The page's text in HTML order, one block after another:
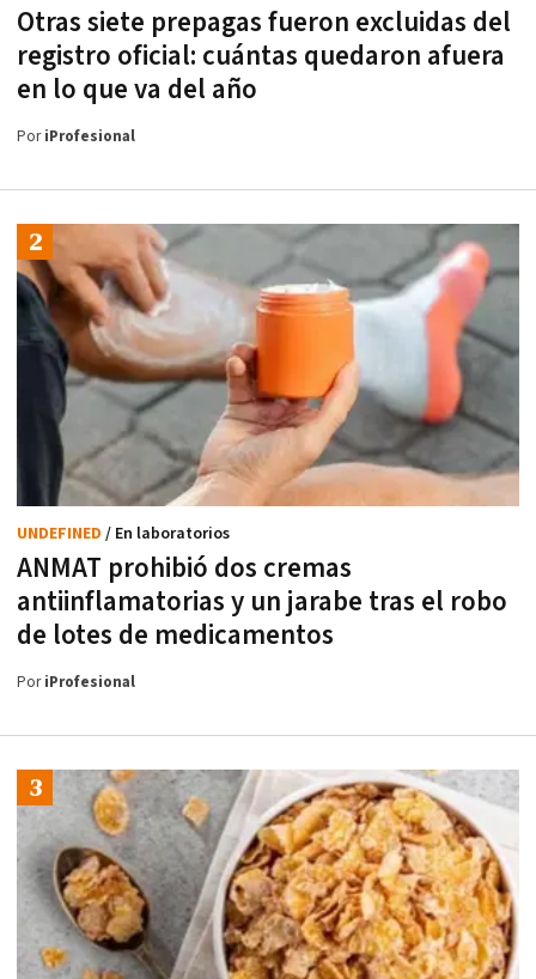
Otras siete prepagas fueron excluidas del
registro oficial: cuántas quedaron afuera
en lo que va del año
PoriProfesional
ANMAT prohibió dos cremas
antiinflamatorias y un jarabe tras el robo
de lotes de medicamentos
UNDEFINED / En laboratorios
PoriProfesional